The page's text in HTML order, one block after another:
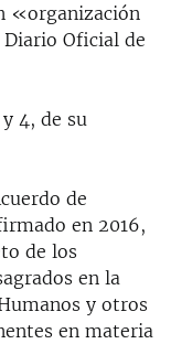
«organización
Oficial de
4, de su
de
en 2016,
de los
en la
y otros
en materia